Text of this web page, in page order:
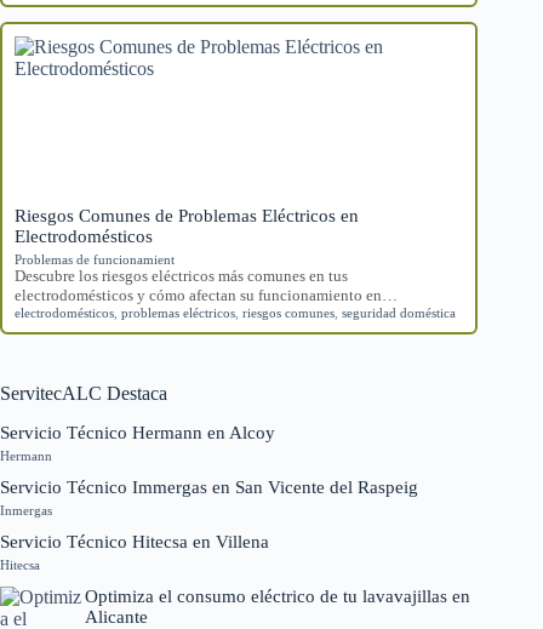
Riesgos Comunes de Problemas Eléctricos en
Electrodomésticos
Problemas de funcionamient
Descubre los riesgos eléctricos más comunes en tus
electrodomésticos y cómo afectan su funcionamiento en…
electrodomésticos problemas eléctricos riesgos comunes seguridad doméstica
ServitecALC Destaca
Servicio Técnico Hermann en Alcoy
Hermann
Servicio Técnico Immergas en San Vicente del Raspeig
Inmergas
Servicio Técnico Hitecsa en Villena
Hitecsa
Optimiza el consumo eléctrico de tu lavavajillas en
Alicante